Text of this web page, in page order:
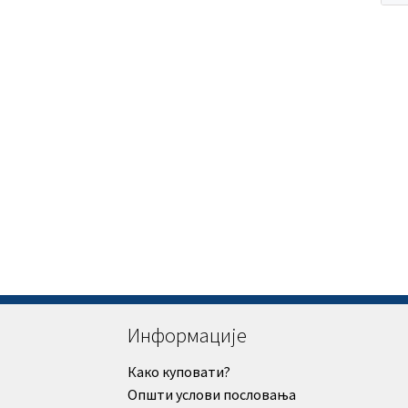
Информације
Како куповати?
Општи услови пословања